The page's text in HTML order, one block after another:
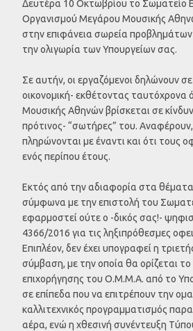
Δευτέρα 10 Οκτωβρίου το Σωματείο
Οργανισμού Μεγάρου Μουσικής
στην επιφάνεια σωρεία
την ολιγωρία των Υπουργείων σας.
Σε αυτήν, οι εργαζόμενοι δηλώνουν
οικονομική- εκθέτοντας ταυτόχρονα
Μουσικής Αθηνών βρίσκεται σε
πρότινος- “σωτήρες” του.
πληρώνονται με έναντι και ότι τους
ενός περίπου έτους.
Εκτός από την αδιαφορία στα
σύμφωνα με την επιστολή του
εφαρμοστεί ούτε ο -δικός σας!-
4366/2016 για τις ληξιπρόθεσμες
Επιπλέον, δεν έχει υπογραφεί η
σύμβαση, με την οποία θα ορίζεται
επιχορήγησης του Ο.Μ.Μ.Α. από το
σε επίπεδα που να επιτρέπουν την
καλλιτεχνικός προγραμματισμός
αέρα, ενώ η χθεσινή συνέντευξη